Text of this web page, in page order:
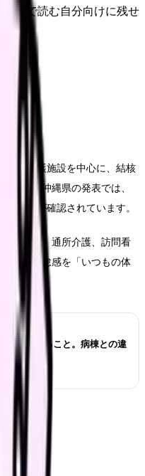
とで読む自分向けに残せ
コピー
通所介護施設を中心に、結核
した。沖縄県の発表では、
27名が確認されています。
者施設、通所介護、訪問看
少、倦怠感を「いつもの体
。
に確認すること。病棟との違
症状